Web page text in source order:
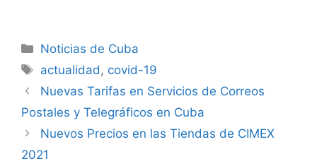
Categories
Noticias de Cuba
Tags
actualidad, covid-19
Nuevas Tarifas en Servicios de Correos
Postales y Telegráficos en Cuba
Nuevos Precios en las Tiendas de CIMEX
2021